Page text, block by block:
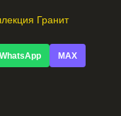
Гранит
WhatsApp MAX